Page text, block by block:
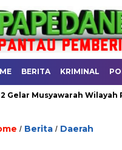
BERITA KRIMINAL
Wilayah Pertama
/ Berita / Daerah